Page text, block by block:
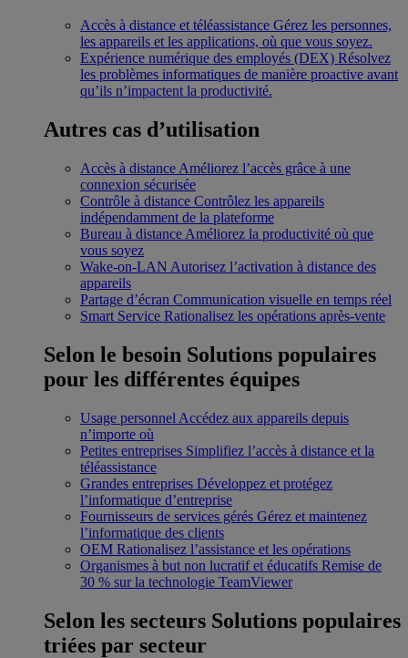
Accès à distance et téléassistance Gérez les personnes,
les appareils et les applications, où que vous soyez.
Expérience numérique des employés (DEX) Résolvez
les problèmes informatiques de manière proactive avant
qu’ils n’impactent la productivité.
Autres cas d’utilisation
Accès à distance Améliorez l’accès grâce à une
connexion sécurisée
Contrôle à distance Contrôlez les appareils
indépendamment de la plateforme
Bureau à distance Améliorez la productivité où que
vous soyez
Wake-on-LAN Autorisez l’activation à distance des
appareils
Partage d’écran Communication visuelle en temps réel
Smart Service Rationalisez les opérations après-vente
Selon le besoin Solutions populaires
pour les différentes équipes
Usage personnel Accédez aux appareils depuis
n’importe où
Petites entreprises Simplifiez l’accès à distance et la
téléassistance
Grandes entreprises Développez et protégez
l’informatique d’entreprise
Fournisseurs de services gérés Gérez et maintenez
l’informatique des clients
OEM Rationalisez l’assistance et les opérations
Organismes à but non lucratif et éducatifs Remise de
30 % sur la technologie TeamViewer
Selon les secteurs Solutions populaires
triées par secteur